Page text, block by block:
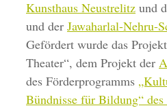
Kunsthaus Neustrelitz und
und der Jawaharlal-Nehru-
Gefördert wurde das
Theater“, dem Projekt der
des Förderprogramms
Bündnisse für Bildung“